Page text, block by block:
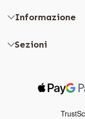
Informazione
Sezioni